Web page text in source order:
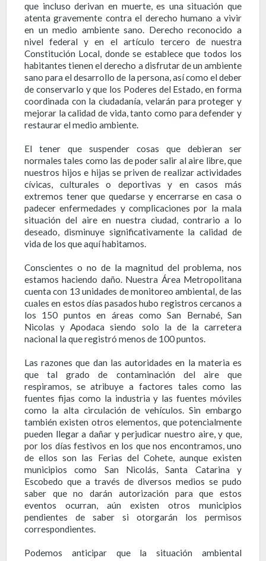
que incluso derivan en muerte, es una situación que
atenta gravemente contra el derecho humano a vivir
en un medio ambiente sano. Derecho reconocido a
nivel federal y en el artículo tercero de nuestra
Constitución Local, donde se establece que todos los
habitantes tienen el derecho a disfrutar de un ambiente
sano para el desarrollo de la persona, así como el deber
de conservarlo y que los Poderes del Estado, en forma
coordinada con la ciudadanía, velarán para proteger y
mejorar la calidad de vida, tanto como para defender y
restaurar el medio ambiente.
El tener que suspender cosas que debieran ser
normales tales como las de poder salir al aire libre, que
nuestros hijos e hijas se priven de realizar actividades
cívicas, culturales o deportivas y en casos más
extremos tener que quedarse y encerrarse en casa o
padecer enfermedades y complicaciones por la mala
situación del aire en nuestra ciudad, contrario a lo
deseado, disminuye significativamente la calidad de
vida de los que aquí habitamos.
Conscientes o no de la magnitud del problema, nos
estamos haciendo daño. Nuestra Área Metropolitana
cuenta con 13 unidades de monitoreo ambiental, de las
cuales en estos días pasados hubo registros cercanos a
los 150 puntos en áreas como San Bernabé, San
Nicolas y Apodaca siendo solo la de la carretera
nacional la que registró menos de 100 puntos.
Las razones que dan las autoridades en la materia es
que tal grado de contaminación del aire que
respiramos, se atribuye a factores tales como las
fuentes fijas como la industria y las fuentes móviles
como la alta circulación de vehículos. Sin embargo
también existen otros elementos, que potencialmente
pueden llegar a dañar y perjudicar nuestro aire, y que,
por los días festivos en los que nos encontramos, uno
de ellos son las Ferias del Cohete, aunque existen
municipios como San Nicolás, Santa Catarina y
Escobedo que a través de diversos medios se pudo
saber que no darán autorización para que estos
eventos ocurran, aún existen otros municipios
pendientes de saber si otorgarán los permisos
correspondientes.
Podemos anticipar que la situación ambiental